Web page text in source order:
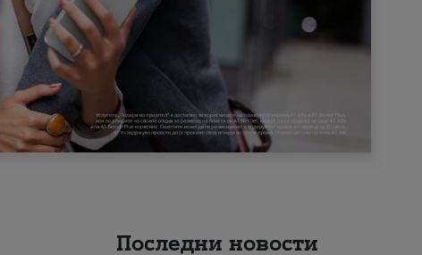
Последни новости